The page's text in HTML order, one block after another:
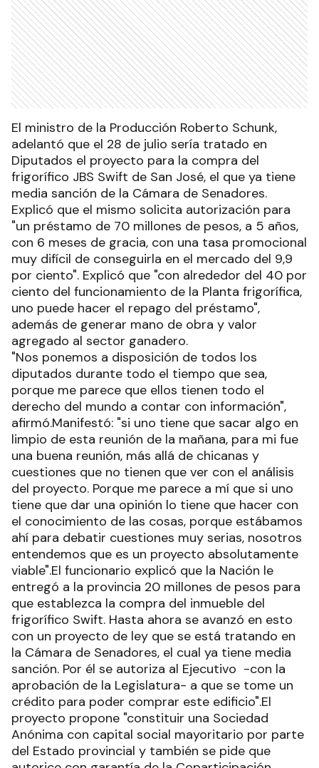
El ministro de la Producción Roberto Schunk,
adelantó que el 28 de julio sería tratado en
Diputados el proyecto para la compra del
frigorífico JBS Swift de San José, el que ya tiene
media sanción de la Cámara de Senadores.
Explicó que el mismo solicita autorización para
"un préstamo de 70 millones de pesos, a 5 años,
con 6 meses de gracia, con una tasa promocional
muy difícil de conseguirla en el mercado del 9,9
por ciento". Explicó que "con alrededor del 40 por
ciento del funcionamiento de la Planta frigorífica,
uno puede hacer el repago del préstamo",
además de generar mano de obra y valor
agregado al sector ganadero.
"Nos ponemos a disposición de todos los
diputados durante todo el tiempo que sea,
porque me parece que ellos tienen todo el
derecho del mundo a contar con información",
afirmó.Manifestó: "si uno tiene que sacar algo en
limpio de esta reunión de la mañana, para mi fue
una buena reunión, más allá de chicanas y
cuestiones que no tienen que ver con el análisis
del proyecto. Porque me parece a mí que si uno
tiene que dar una opinión lo tiene que hacer con
el conocimiento de las cosas, porque estábamos
ahí para debatir cuestiones muy serias, nosotros
entendemos que es un proyecto absolutamente
viable".El funcionario explicó que la Nación le
entregó a la provincia 20 millones de pesos para
que establezca la compra del inmueble del
frigorífico Swift. Hasta ahora se avanzó en esto
con un proyecto de ley que se está tratando en
la Cámara de Senadores, el cual ya tiene media
sanción. Por él se autoriza al Ejecutivo -con la
aprobación de la Legislatura- a que se tome un
crédito para poder comprar este edificio".El
proyecto propone "constituir una Sociedad
Anónima con capital social mayoritario por parte
del Estado provincial y también se pide que